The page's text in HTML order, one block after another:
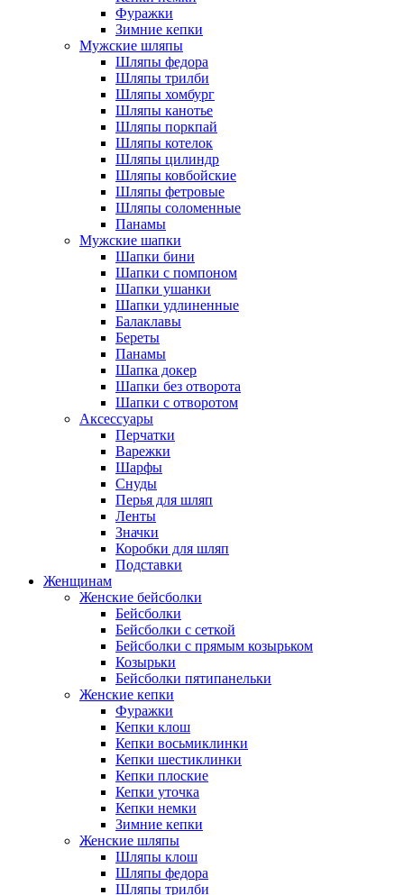
Фуражки
Зимние кепки
Мужские шляпы
Шляпы федора
Шляпы трилби
Шляпы хомбург
Шляпы канотье
Шляпы поркпай
Шляпы котелок
Шляпы цилиндр
Шляпы ковбойские
Шляпы фетровые
Шляпы соломенные
Панамы
Мужские шапки
Шапки бини
Шапки с помпоном
Шапки ушанки
Шапки удлиненные
Балаклавы
Береты
Панамы
Шапка докер
Шапки без отворота
Шапки с отворотом
Аксессуары
Перчатки
Варежки
Шарфы
Снуды
Перья для шляп
Ленты
Значки
Коробки для шляп
Подставки
Женщинам
Женские бейсболки
Бейсболки
Бейсболки с сеткой
Бейсболки с прямым козырьком
Козырьки
Бейсболки пятипанельки
Женские кепки
Фуражки
Кепки клош
Кепки восьмиклинки
Кепки шестиклинки
Кепки плоские
Кепки уточка
Кепки немки
Зимние кепки
Женские шляпы
Шляпы клош
Шляпы федора
Шляпы трилби